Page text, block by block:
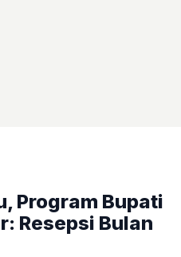
Program Bupati
Resepsi Bulan